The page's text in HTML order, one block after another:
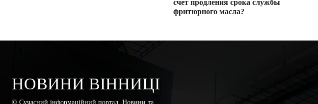
счет продления срока службы
фритюрного масла?
НОВИНИ ВІННИЦІ
© Сучасний інформаційний портал. Новини та